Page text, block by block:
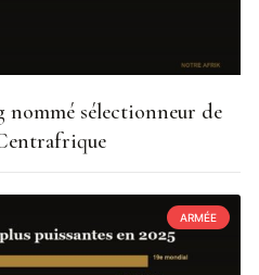
sélectionneur de
ARMÉE